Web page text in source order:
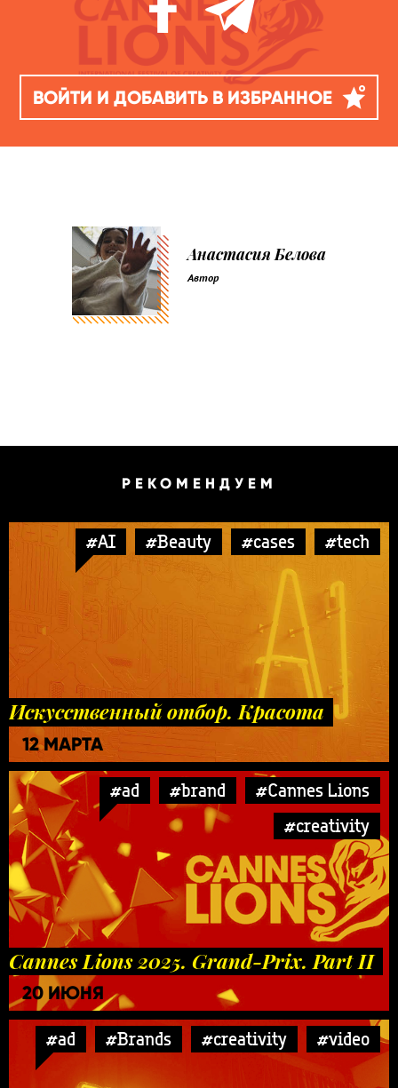
ВОЙТИ И ДОБАВИТЬ В ИЗБРАННОЕ
Анастасия Белова
Автор
РЕКОМЕНДУЕМ
#AI #Beauty #cases #tech
Искусственный отбор. Красота
12 МАРТА
#ad #brand
#Cannes Lions
#creativity
Cannes Lions 2025. Grand-Prix. Part II
20 ИЮНЯ
#ad #Brands #creativity #video